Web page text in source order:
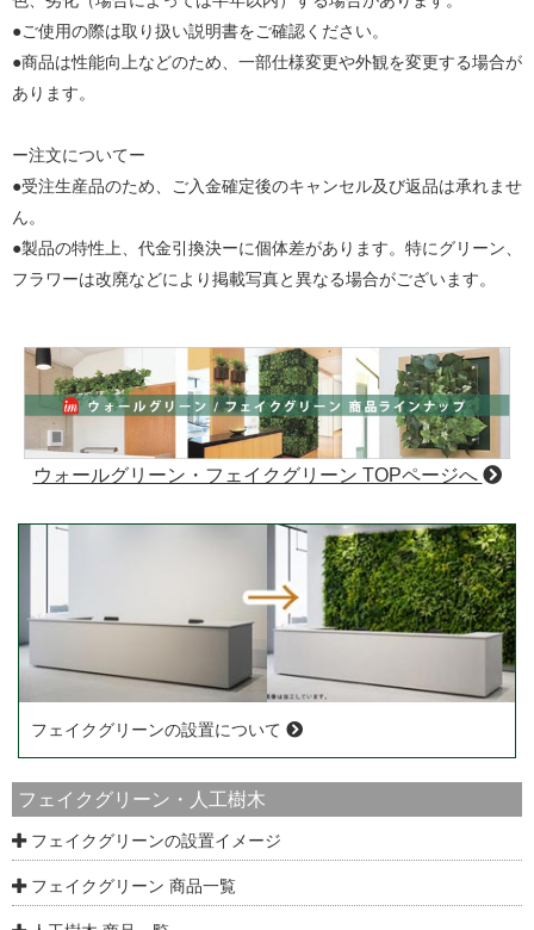
●ご使用の際は取り扱い説明書をご確認ください。
●商品は性能向上などのため、一部仕様変更や外観を変更する場合が
あります。
ー注文についてー
●受注生産品のため、ご入金確定後のキャンセル及び返品は承れませ
ん。
●製品の特性上、代金引換決ーに個体差があります。特にグリーン、
フラワーは改廃などにより掲載写真と異なる場合がございます。
ウォールグリーン・フェイクグリーン TOPページへ
フェイクグリーンの設置について
フェイクグリーン・人工樹木
フェイクグリーンの設置イメージ
フェイクグリーン 商品一覧